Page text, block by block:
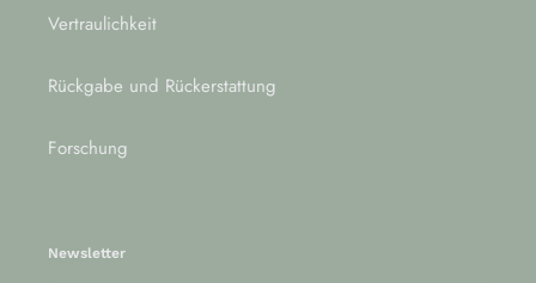
Vertraulichkeit
Rückgabe und Rückerstattung
Forschung
Newsletter